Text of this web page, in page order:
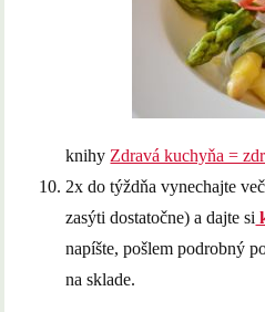
knihy Zdravá kuchyňa =
2x do týždňa vynechajte
zasýti dostatočne) a dajte si
napíšte, pošlem podrobný
na sklade.